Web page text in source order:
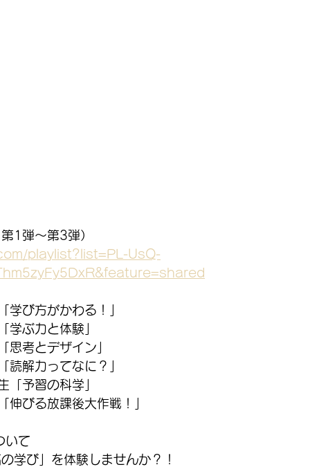
1弾～第3弾）
playlist?list=PL-UsQ-
学び方がかわる！」
学ぶ力と体験」
思考とデザイン」
読解力ってなに？」
「予習の科学」
伸びる放課後大作戦！」
いて
学び」を体験しませんか？！